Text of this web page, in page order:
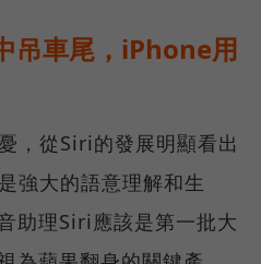
吊車尾，iPhone用
，從Siri的發展明顯看出
強大的語意理解和生
助理Siri應該是第一批大